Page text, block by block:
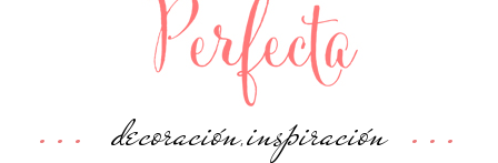
decoración,inspiración